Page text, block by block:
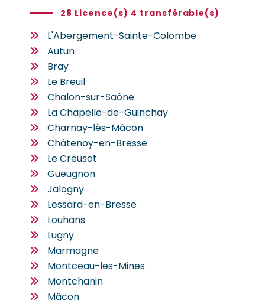
28 Licence(s) 4 transférable(s)
L'Abergement-Sainte-Colombe
Autun
Bray
Le Breuil
Chalon-sur-Saône
La Chapelle-de-Guinchay
Charnay-lès-Mâcon
Châtenoy-en-Bresse
Le Creusot
Gueugnon
Jalogny
Lessard-en-Bresse
Louhans
Lugny
Marmagne
Montceau-les-Mines
Montchanin
Mâcon